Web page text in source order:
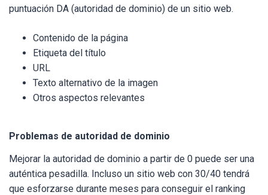
puntuación DA (autoridad de dominio) de un sitio web.
Contenido de la página
Etiqueta del título
URL
Texto alternativo de la imagen
Otros aspectos relevantes
Problemas de autoridad de dominio
Mejorar la autoridad de dominio a partir de 0 puede ser una
auténtica pesadilla. Incluso un sitio web con 30/40 tendrá
que esforzarse durante meses para conseguir el ranking